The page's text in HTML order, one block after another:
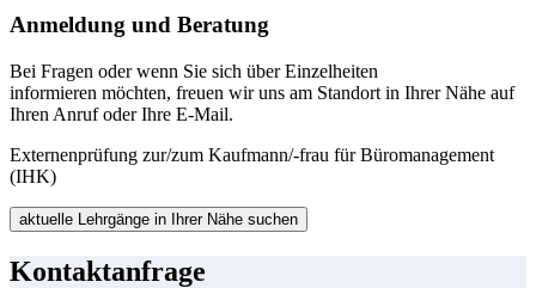
Anmeldung und Beratung
Bei Fragen oder wenn Sie sich über Einzelheiten
informieren möchten, freuen wir uns am Standort in Ihrer Nähe auf
Ihren Anruf oder Ihre E-Mail.
Externenprüfung zur/zum Kaufmann/-frau für Büromanagement
(IHK)
aktuelle Lehrgänge in Ihrer Nähe suchen
Kontaktanfrage